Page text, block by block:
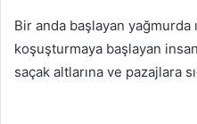
Bir anda başlayan
koşuşturmaya başlayan
saçak altlarına ve pazajlara